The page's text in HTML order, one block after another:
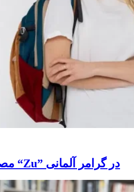
مصدرهای با و بدون “Zu” در گرامر آلمانی